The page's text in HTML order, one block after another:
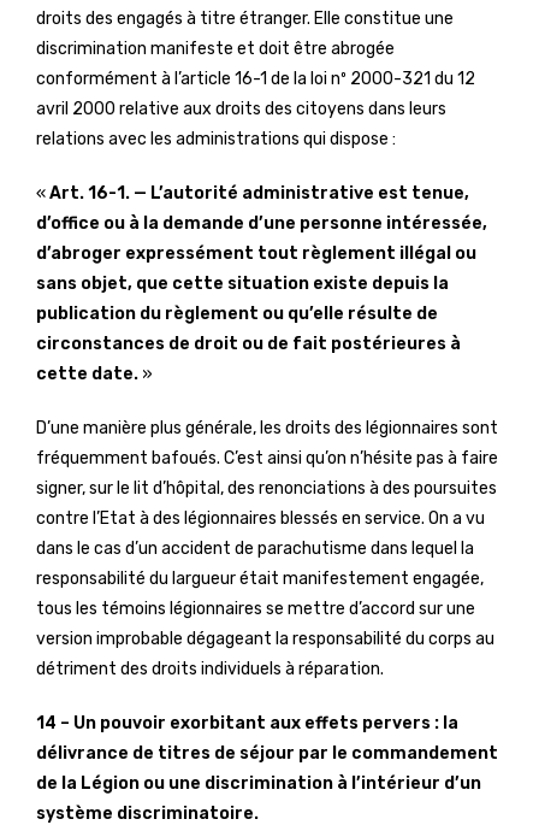
droits des engagés à titre étranger. Elle constitue une
discrimination manifeste et doit être abrogée
conformément à l’article 16-1 de la loi nº 2000-321 du 12
avril 2000 relative aux droits des citoyens dans leurs
relations avec les administrations qui dispose :
«Art. 16-1. — L’autorité administrative est tenue,
d’office ou à la demande d’une personne intéressée,
d’abroger expressément tout règlement illégal ou
sans objet, que cette situation existe depuis la
publication du règlement ou qu’elle résulte de
circonstances de droit ou de fait postérieures à
cette date. »
D’une manière plus générale, les droits des légionnaires sont
fréquemment bafoués. C’est ainsi qu’on n’hésite pas à faire
signer, sur le lit d’hôpital, des renonciations à des poursuites
contre l’Etat à des légionnaires blessés en service. On a vu
dans le cas d’un accident de parachutisme dans lequel la
responsabilité du largueur était manifestement engagée,
tous les témoins légionnaires se mettre d’accord sur une
version improbable dégageant la responsabilité du corps au
détriment des droits individuels à réparation.
14 – Un pouvoir exorbitant aux effets pervers : la
délivrance de titres de séjour par le commandement
de la Légion ou une discrimination à l’intérieur d’un
système discriminatoire.